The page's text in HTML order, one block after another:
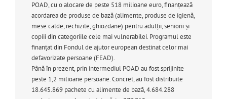
POAD, cu o alocare de peste 518 milioane euro, finanțează
acordarea de produse de bază (alimente, produse de igienă,
mese calde, rechizite, ghiozdane) pentru adulții, seniorii și
copiii din categoriile cele mai vulnerabilei. Programul este
finanțat din Fondul de ajutor european destinat celor mai
defavorizate persoane (FEAD).
Până în prezent, prin intermediul POAD au fost sprijinite
peste 1,2 milioane persoane. Concret, au fost distribuite
18.645.869 pachete cu alimente de bază, 4.684.288